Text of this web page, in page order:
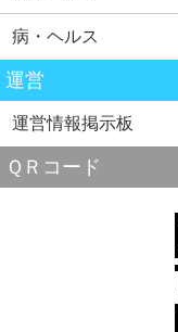
病・ヘルス
運営
運営情報掲示板
ＱＲコード